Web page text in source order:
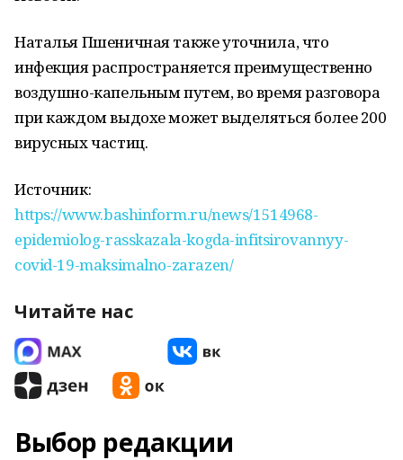
Наталья Пшеничная также уточнила, что
инфекция распространяется преимущественно
воздушно-капельным путем, во время разговора
при каждом выдохе может выделяться более 200
вирусных частиц.
Источник:
https://www.bashinform.ru/news/1514968-
epidemiolog-rasskazala-kogda-infitsirovannyy-
covid-19-maksimalno-zarazen/
Читайте нас
Выбор редакции